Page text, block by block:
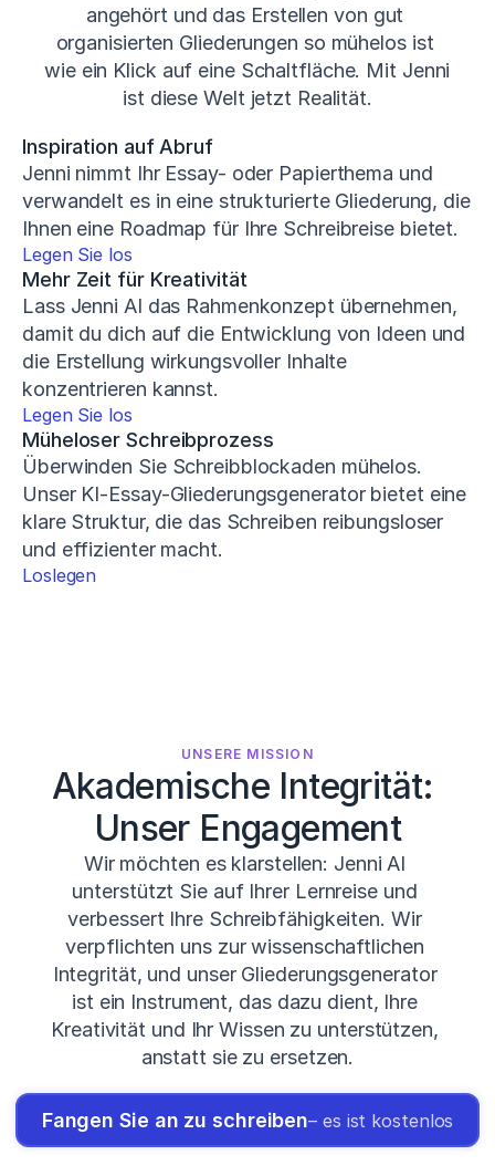
angehört und das Erstellen von gut
organisierten Gliederungen so mühelos ist
wie ein Klick auf eine Schaltfläche. Mit Jenni
ist diese Welt jetzt Realität.
Inspiration auf Abruf
Jenni nimmt Ihr Essay- oder Papierthema und
verwandelt es in eine strukturierte Gliederung, die
Ihnen eine Roadmap für Ihre Schreibreise bietet.
Legen Sie los
Mehr Zeit für Kreativität
Lass Jenni AI das Rahmenkonzept übernehmen,
damit du dich auf die Entwicklung von Ideen und
die Erstellung wirkungsvoller Inhalte
konzentrieren kannst.
Legen Sie los
Müheloser Schreibprozess
Überwinden Sie Schreibblockaden mühelos.
Unser KI-Essay-Gliederungsgenerator bietet eine
klare Struktur, die das Schreiben reibungsloser
und effizienter macht.
Loslegen
UNSERE MISSION
Akademische Integrität:
Unser Engagement
Wir möchten es klarstellen: Jenni AI
unterstützt Sie auf Ihrer Lernreise und
verbessert Ihre Schreibfähigkeiten. Wir
verpflichten uns zur wissenschaftlichen
Integrität, und unser Gliederungsgenerator
ist ein Instrument, das dazu dient, Ihre
Kreativität und Ihr Wissen zu unterstützen,
anstatt sie zu ersetzen.
Fangen Sie an zu schreiben– es ist kostenlos